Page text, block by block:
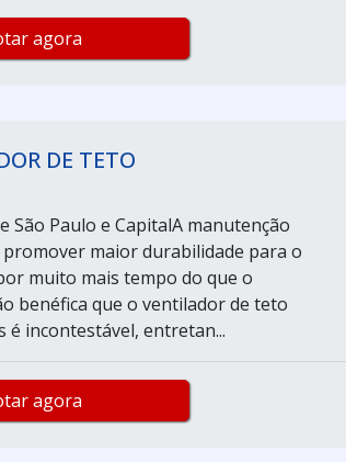
agora
DE TETO
São Paulo e CapitalA manutenção
maior durabilidade para o
muito mais tempo do que o
benéfica que o ventilador de teto
incontestável, entretan...
agora